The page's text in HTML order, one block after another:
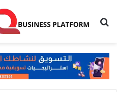
بحث عن